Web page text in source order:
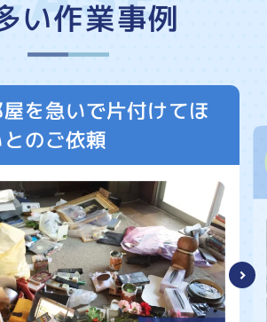
い作業事例
を急いで片付けてほ
とのご依頼